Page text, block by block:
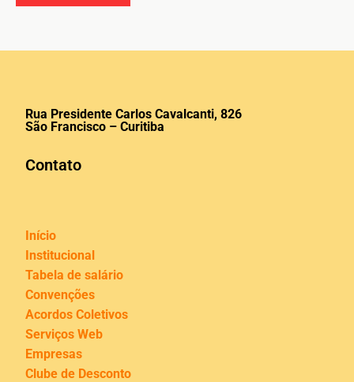
Rua Presidente Carlos Cavalcanti, 826
São Francisco – Curitiba
Contato
Início
Institucional
Tabela de salário
Convenções
Acordos Coletivos
Serviços Web
Empresas
Clube de Desconto